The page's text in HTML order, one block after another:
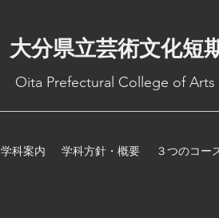
大分県立芸術文化短
Oita Prefectural College of
学科案内 学科方針・概要 ３つのコー